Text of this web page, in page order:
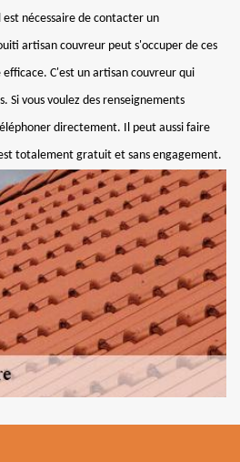
nécessaire de contacter un
artisan couvreur peut s'occuper de ces
C'est un artisan couvreur qui
Si vous voulez des renseignements
directement. Il peut aussi faire
totalement gratuit et sans engagement.